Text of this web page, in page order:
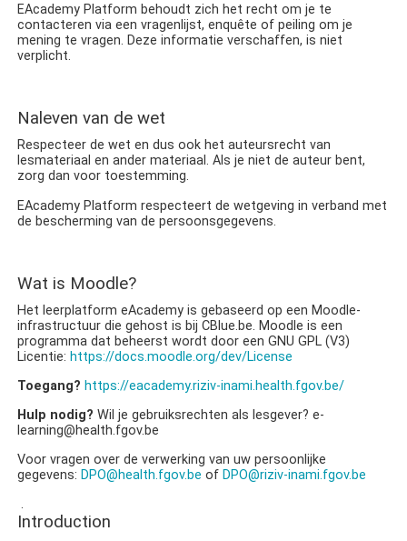
EAcademy Platform behoudt zich het recht om je te
contacteren via een vragenlijst, enquête of peiling om je
mening te vragen. Deze informatie verschaffen, is niet
verplicht.
Naleven van de wet
Respecteer de wet en dus ook het auteursrecht van
lesmateriaal en ander materiaal. Als je niet de auteur bent,
zorg dan voor toestemming.
EAcademy Platform respecteert de wetgeving in verband met
de bescherming van de persoonsgegevens.
Wat is Moodle?
Het leerplatform eAcademy is gebaseerd op een Moodle-
infrastructuur die gehost is bij CBlue.be. Moodle is een
programma dat beheerst wordt door een GNU GPL (V3)
Licentie: https://docs.moodle.org/dev/License
Toegang? https://eacademy.riziv-inami.health.fgov.be/
Hulp nodig?Wil je gebruiksrechten als lesgever? e‐
learning@health.fgov.be
Voor vragen over de verwerking van uw persoonlijke
gegevens: DPO@health.fgov.be of DPO@riziv-inami.fgov.be
.
Introduction